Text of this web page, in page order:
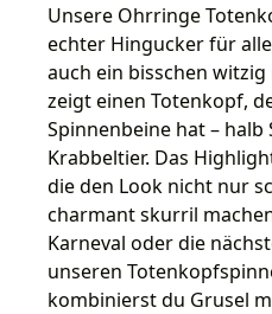
Unsere Ohrringe
echter Hingucker für
auch ein bisschen
zeigt einen Totenkopf,
Spinnenbeine hat – halb
Krabbeltier. Das
die den Look nicht nur
charmant skurril
Karneval oder die
unseren
kombinierst du Grusel